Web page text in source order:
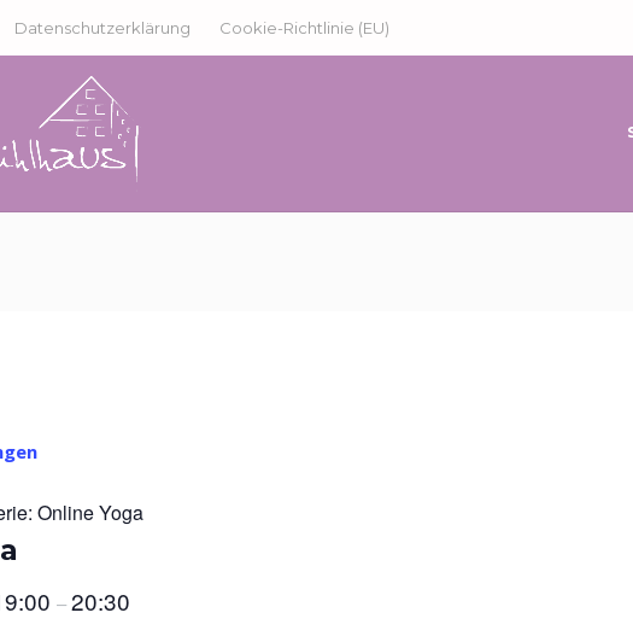
Datenschutzerklärung Cookie-Richtlinie (EU)
Online Yoga
–20:30